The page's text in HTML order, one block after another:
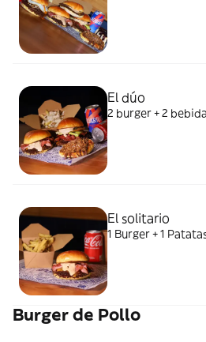
El dúo
2 burger + 2
El solitario
1 Burger + 1
Burger de Pollo